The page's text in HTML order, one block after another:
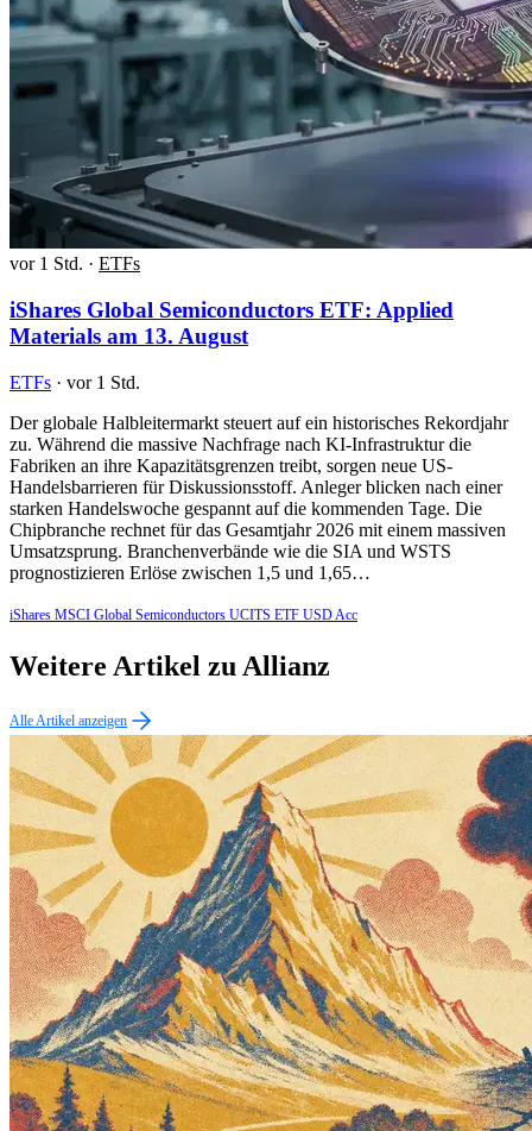
vor 1 Std. · ETFs
iShares Global Semiconductors ETF: Applied
Materials am 13. August
ETFs · vor 1 Std.
Der globale Halbleitermarkt steuert auf ein historisches Rekordjahr
zu. Während die massive Nachfrage nach KI-Infrastruktur die
Fabriken an ihre Kapazitätsgrenzen treibt, sorgen neue US-
Handelsbarrieren für Diskussionsstoff. Anleger blicken nach einer
starken Handelswoche gespannt auf die kommenden Tage. Die
Chipbranche rechnet für das Gesamtjahr 2026 mit einem massiven
Umsatzsprung. Branchenverbände wie die SIA und WSTS
prognostizieren Erlöse zwischen 1,5 und 1,65…
iShares MSCI Global Semiconductors UCITS ETF USD Acc
Weitere Artikel zu Allianz
Alle Artikel anzeigen